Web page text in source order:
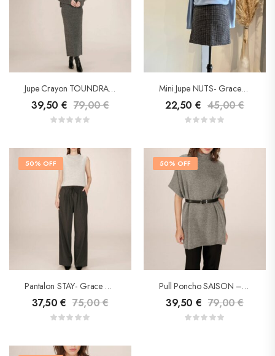
Jupe Crayon TOUNDRA – Grace & Mila
39,50 € 79,00€
Mini Jupe NUTS- Grace&Mila
22,50 € 45,00€
50% OFF
Pantalon STAY- Grace & Mila
37,50€ 75,00€
50% OFF
Pull Poncho SAISON – Grace & Mila
39,50 € 79,00€